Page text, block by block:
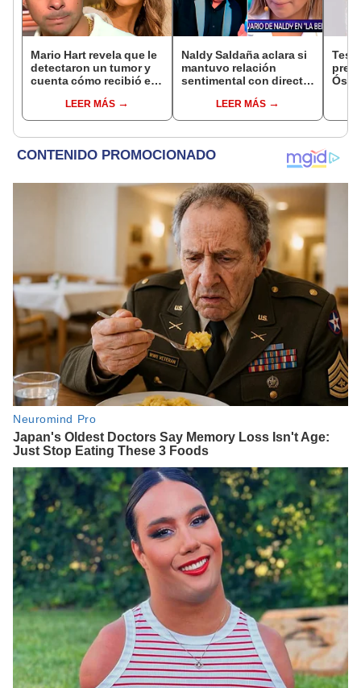
Mario Hart revela que le
detectaron un tumor y
cuenta cómo recibió el
muy fuertes..."
LEER MÁS
Naldy Saldaña aclara si
mantuvo relación
sentimental con director
denunciarlo por
tocamientos: “Me
LEER MÁS